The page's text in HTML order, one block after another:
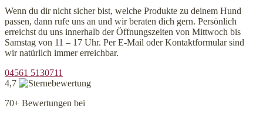
Wenn du dir nicht sicher bist, welche Produkte zu deinem Hund
passen, dann rufe uns an und wir beraten dich gern. Persönlich
erreichst du uns innerhalb der Öffnungszeiten von Mittwoch bis
Samstag von 11 – 17 Uhr. Per E-Mail oder Kontaktformular sind
wir natürlich immer erreichbar.
04561 5130711
4,7
70+ Bewertungen bei